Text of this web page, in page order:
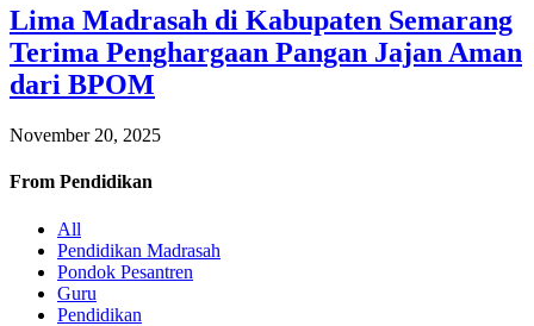
Lima Madrasah di Kabupaten Semarang
Terima Penghargaan Pangan Jajan Aman
dari BPOM
November 20, 2025
From Pendidikan
All
Pendidikan Madrasah
Pondok Pesantren
Guru
Pendidikan